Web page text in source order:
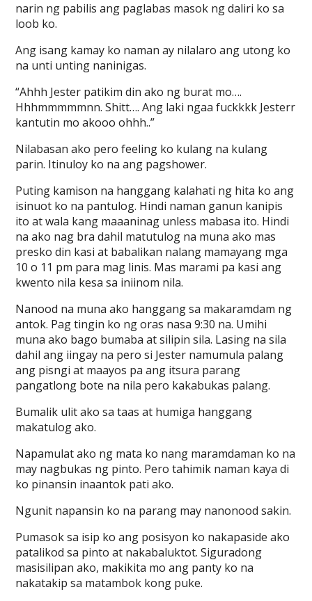
narin ng pabilis ang paglabas masok ng daliri ko sa
loob ko.
Ang isang kamay ko naman ay nilalaro ang utong ko
na unti unting naninigas.
“Ahhh Jester patikim din ako ng burat mo….
Hhhmmmmmnn. Shitt…. Ang laki ngaa fuckkkk Jesterr
kantutin mo akooo ohhh..”
Nilabasan ako pero feeling ko kulang na kulang
parin. Itinuloy ko na ang pagshower.
Puting kamison na hanggang kalahati ng hita ko ang
isinuot ko na pantulog. Hindi naman ganun kanipis
ito at wala kang maaaninag unless mabasa ito. Hindi
na ako nag bra dahil matutulog na muna ako mas
presko din kasi at babalikan nalang mamayang mga
10 o 11 pm para mag linis. Mas marami pa kasi ang
kwento nila kesa sa iniinom nila.
Nanood na muna ako hanggang sa makaramdam ng
antok. Pag tingin ko ng oras nasa 9:30 na. Umihi
muna ako bago bumaba at silipin sila. Lasing na sila
dahil ang iingay na pero si Jester namumula palang
ang pisngi at maayos pa ang itsura parang
pangatlong bote na nila pero kakabukas palang.
Bumalik ulit ako sa taas at humiga hanggang
makatulog ako.
Napamulat ako ng mata ko nang maramdaman ko na
may nagbukas ng pinto. Pero tahimik naman kaya di
ko pinansin inaantok pati ako.
Ngunit napansin ko na parang may nanonood sakin.
Pumasok sa isip ko ang posisyon ko nakapaside ako
patalikod sa pinto at nakabaluktot. Siguradong
masisilipan ako, makikita mo ang panty ko na
nakatakip sa matambok kong puke.